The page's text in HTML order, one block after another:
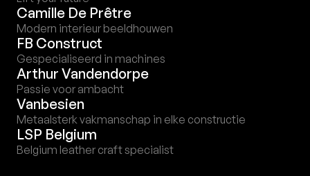
Camille De Prêtre
Modern interieur beeldhouwen
FB Construct
Gespecialiseerd in machines
Arthur Vandendorpe
Passie voor ambacht
Vanbesien
Metaalsterk vakmanschap in elke constructie
LSP Belgium
Belgium leather craft specialist